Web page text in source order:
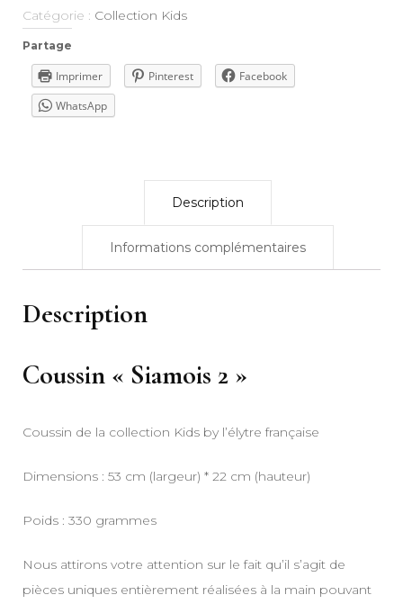
Catégorie : Collection Kids
Partage
Imprimer Pinterest
Facebook
WhatsApp
Description
Informations complémentaires
Description
Coussin « Siamois 2 »
Coussin de la collection Kids by l’élytre française
Dimensions : 53 cm (largeur) * 22 cm (hauteur)
Poids : 330 grammes
Nous attirons votre attention sur le fait qu’il s’agit de
pièces uniques entièrement réalisées à la main pouvant